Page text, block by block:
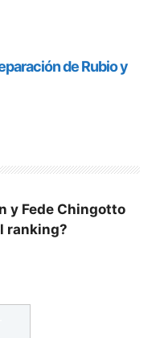
y Fede Chingotto
ranking?